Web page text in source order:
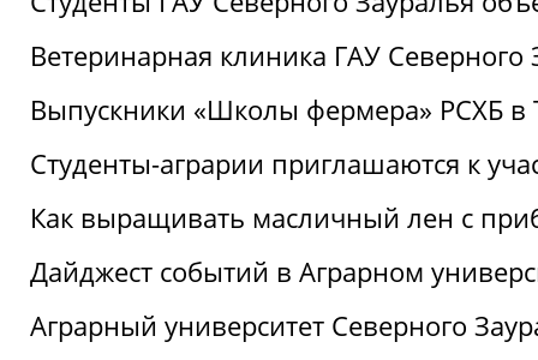
Ветеринарная клиника ГАУ Северного
Выпускники «Школы фермера» РСХБ
Студенты-аграрии приглашаются к
Как выращивать масличный лен с
Дайджест событий в Аграрном
Аграрный университет Северного